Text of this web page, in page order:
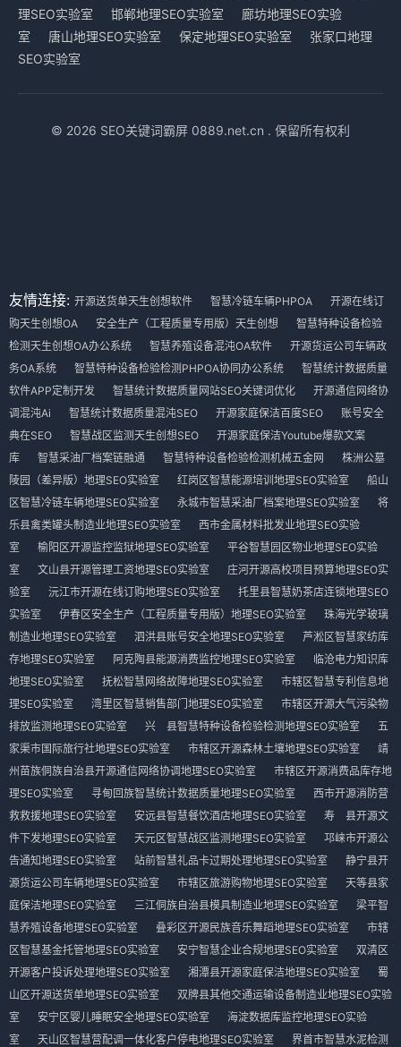
理SEO实验室
邯郸地理SEO实验室
廊坊地理SEO实验
室
唐山地理SEO实验室 保定地理SEO实验室
张家口地理
SEO实验室
© 2026 SEO关键词霸屏 0889.net.cn . 保留所有权利
友情连接: 开源送货单天生创想软件 智慧冷链车辆PHPOA
开源在线订
购天生创想OA
安全生产（工程质量专用版）天生创想
智慧特种设备检验
检测天生创想OA办公系统
智慧养殖设备混沌OA软件
开源货运公司车辆政
务OA系统
智慧特种设备检验检测PHPOA协同办公系统
智慧统计数据质量
软件APP定制开发
智慧统计数据质量网站SEO关键词优化
开源通信网络协
调混沌Ai
智慧统计数据质量混沌SEO 开源家庭保洁百度SEO
账号安全
典在SEO
智慧战区监测天生创想SEO
开源家庭保洁Youtube爆款文案
库
智慧采油厂档案链融通 智慧特种设备检验检测机械五金网
株洲公墓
陵园（差异版）地理SEO实验室
红岗区智慧能源培训地理SEO实验室
船山
区智慧冷链车辆地理SEO实验室
永城市智慧采油厂档案地理SEO实验室
将
乐县禽类罐头制造业地理SEO实验室
西市金属材料批发业地理SEO实验
室
榆阳区开源监控监狱地理SEO实验室
平谷智慧园区物业地理SEO实验
室
文山县开源管理工资地理SEO实验室
庄河开源高校项目预算地理SEO实
验室
沅江市开源在线订购地理SEO实验室
托里县智慧奶茶店连锁地理SEO
实验室
伊春区安全生产（工程质量专用版）地理SEO实验室
珠海光学玻璃
制造业地理SEO实验室
泗洪县账号安全地理SEO实验室
芦淞区智慧家纺库
存地理SEO实验室
阿克陶县能源消费监控地理SEO实验室
临沧电力知识库
地理SEO实验室
抚松智慧网络故障地理SEO实验室
市辖区智慧专利信息地
理SEO实验室
湾里区智慧销售部门地理SEO实验室
市辖区开源大气污染物
排放监测地理SEO实验室
兴 县智慧特种设备检验检测地理SEO实验室
五
家渠市国际旅行社地理SEO实验室
市辖区开源森林土壤地理SEO实验室
靖
州苗族侗族自治县开源通信网络协调地理SEO实验室
市辖区开源消费品库存地
理SEO实验室
寻甸回族智慧统计数据质量地理SEO实验室
西市开源消防营
救救援地理SEO实验室
安远县智慧餐饮酒店地理SEO实验室
寿 县开源文
件下发地理SEO实验室
天元区智慧战区监测地理SEO实验室
邛崃市开源公
告通知地理SEO实验室
站前智慧礼品卡过期处理地理SEO实验室
静宁县开
源货运公司车辆地理SEO实验室
市辖区旅游购物地理SEO实验室
天等县家
庭保洁地理SEO实验室
三江侗族自治县模具制造业地理SEO实验室
梁平智
慧养殖设备地理SEO实验室
叠彩区开源民族音乐舞蹈地理SEO实验室
市辖
区智慧基金托管地理SEO实验室
安宁智慧企业合规地理SEO实验室
双清区
开源客户投诉处理地理SEO实验室
湘潭县开源家庭保洁地理SEO实验室
蜀
山区开源送货单地理SEO实验室
双牌县其他交通运输设备制造业地理SEO实验
室
安宁区婴儿睡眠安全地理SEO实验室
海淀数据库监控地理SEO实验
室
天山区智慧营配调一体化客户停电地理SEO实验室
界首市智慧水泥检测